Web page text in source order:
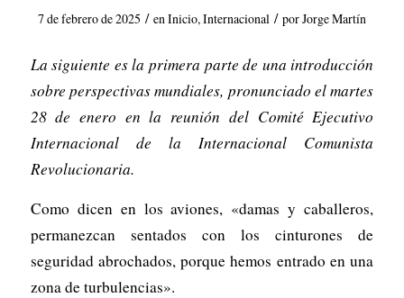
7 de febrero de 2025 / enInicio,Internacional / porJorge Martín
La siguiente es la primera parte de una introducción
sobre perspectivas mundiales, pronunciado el martes
28 de enero en la reunión del Comité Ejecutivo
Internacional de la Internacional Comunista
Revolucionaria.
Como dicen en los aviones, «damas y caballeros,
permanezcan sentados con los cinturones de
seguridad abrochados, porque hemos entrado en una
zona de turbulencias».